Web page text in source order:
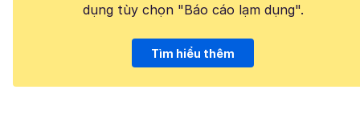
dụng tùy chọn "Báo cáo lạm dụng".
Tìm hiểu thêm